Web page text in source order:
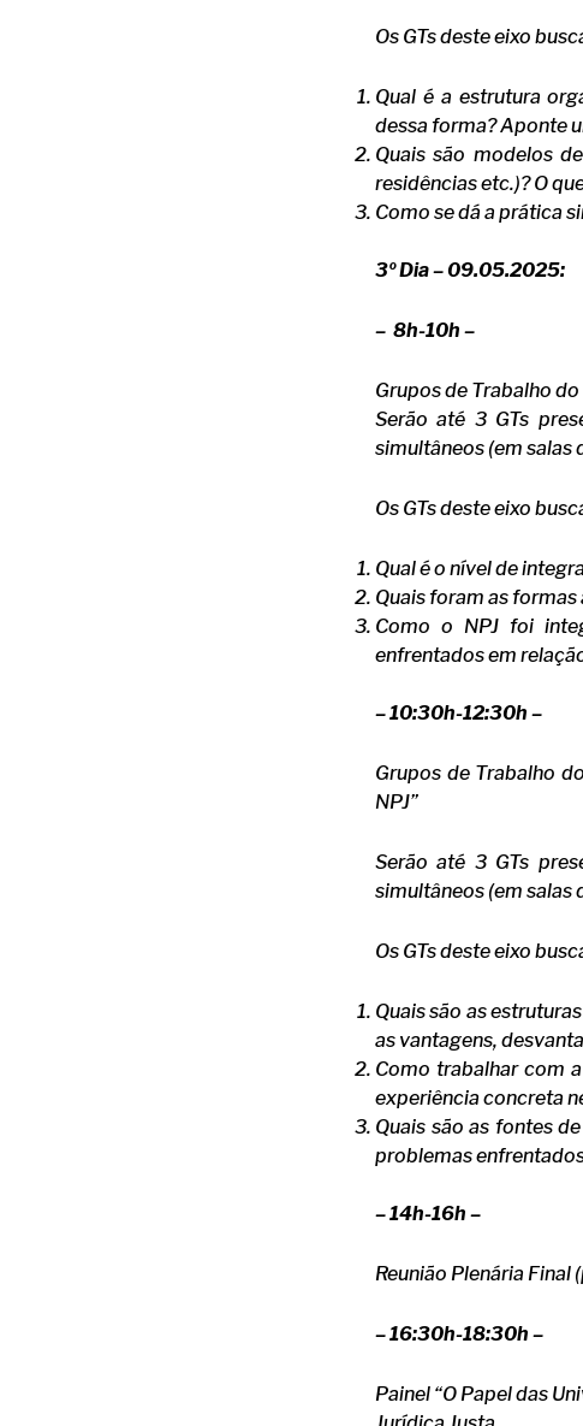
Os GTs deste eixo
Qual é a estrutura
dessa forma? Aponte
Quais são modelos
residências etc.)? O
Como se dá a prática
3º Dia – 09.05.2025:
– 8h-10h –
Grupos de Trabalho
Serão até 3 GTs
simultâneos (em salas
Os GTs deste eixo
Qual é o nível de
Quais foram as
Como o NPJ foi
enfrentados em
–10:30h-12:30h –
Grupos de Trabalho
NPJ”
Serão até 3 GTs
simultâneos (em salas
Os GTs deste eixo
Quais são as
as vantagens,
Como trabalhar com
experiência concreta
Quais são as fontes
problemas
– 14h-16h –
Reunião Plenária Final
– 16:30h-18:30h –
Painel “O Papel das